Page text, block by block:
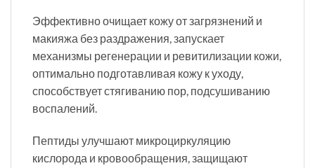
Эффективно очищает кожу от загрязнений и
макияжа без раздражения, запускает
механизмы регенерации и ревитилизации кожи,
оптимально подготавливая кожу к уходу,
способствует стягиванию пор, подсушиванию
воспалений.
Пептиды улучшают микроциркуляцию
кислорода и кровообращения, защищают